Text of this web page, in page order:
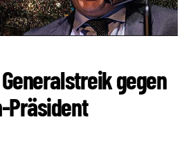
gegen
Präsident